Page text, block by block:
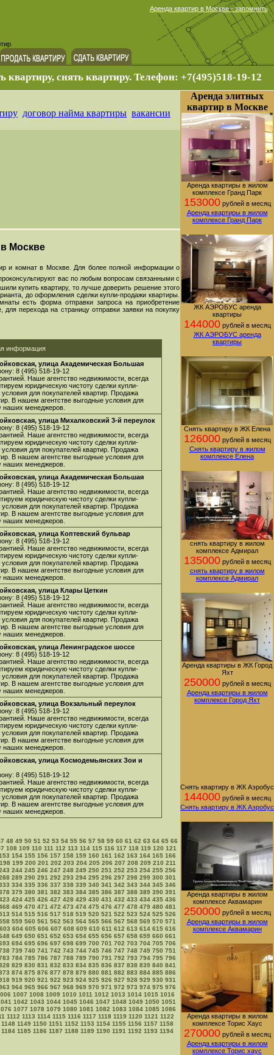
Аренда квартир в Москве - запомнить
квартиру, снять квартиру. Телефон: +7(495)518-19-12
договор найма квартиры вакансии
Москве
и комнат в Москве. Для более полной информации о
вас по любым вопросам связанными с
купить квартиру, то лучше доверить решение этого
до оформления сделки купли-продажи квартиры.
есть форма отправки запроса на приобретение
перехода на страницу отправки заявки на покупку
информация
улица Академическая Большая
8 (495) 518-19-12
Наше агентство недвижимости, всегда
юридическую чистоту сделки купли-
для покупателей квартир. Продажа
В нашем агентстве выгодные условия для
наших менеджеров.
улица Михалковский 3-й переулок
8 (495) 518-19-12
Наше агентство недвижимости, всегда
юридическую чистоту сделки купли-
для покупателей квартир. Продажа
В нашем агентстве выгодные условия для
наших менеджеров.
улица Академическая Большая
8 (495) 518-19-12
Наше агентство недвижимости, всегда
юридическую чистоту сделки купли-
для покупателей квартир. Продажа
В нашем агентстве выгодные условия для
наших менеджеров.
улица Коптевский бульвар
8 (495) 518-19-12
Наше агентство недвижимости, всегда
юридическую чистоту сделки купли-
для покупателей квартир. Продажа
В нашем агентстве выгодные условия для
наших менеджеров.
улица Клары Цеткин
8 (495) 518-19-12
Наше агентство недвижимости, всегда
юридическую чистоту сделки купли-
для покупателей квартир. Продажа
В нашем агентстве выгодные условия для
наших менеджеров.
улица Ленинградское шоссе
8 (495) 518-19-12
Наше агентство недвижимости, всегда
юридическую чистоту сделки купли-
для покупателей квартир. Продажа
В нашем агентстве выгодные условия для
наших менеджеров.
улица Вокзальный переулок
8 (495) 518-19-12
Наше агентство недвижимости, всегда
юридическую чистоту сделки купли-
для покупателей квартир. Продажа
В нашем агентстве выгодные условия для
наших менеджеров.
улица Космодемьянских Зои и
8 (495) 518-19-12
Наше агентство недвижимости, всегда
юридическую чистоту сделки купли-
для покупателей квартир. Продажа
В нашем агентстве выгодные условия для
наших менеджеров.
48 49 50 51 52 53 54 55 56 57 58 59 60 61 62 63 64 65 66
108 109 110 111 112 113 114 115 116 117 118 119 120 121
154 155 156 157 158 159 160 161 162 163 164 165 166
198 199 200 201 202 203 204 205 206 207 208 209 210 211
244 245 246 247 248 249 250 251 252 253 254 255 256
289 290 291 292 293 294 295 296 297 298 299 300 301
334 335 336 337 338 339 340 341 342 343 344 345 346
379 380 381 382 383 384 385 386 387 388 389 390 391
424 425 426 427 428 429 430 431 432 433 434 435 436
469 470 471 472 473 474 475 476 477 478 479 480 481
514 515 516 517 518 519 520 521 522 523 524 525 526
559 560 561 562 563 564 565 566 567 568 569 570 571
603 604 605 606 607 608 609 610 611 612 613 614 615 616
649 650 651 652 653 654 655 656 657 658 659 660 661
694 695 696 697 698 699 700 701 702 703 704 705 706
739 740 741 742 743 744 745 746 747 748 749 750 751
784 785 786 787 788 789 790 791 792 793 794 795 796
829 830 831 832 833 834 835 836 837 838 839 840 841
874 875 876 877 878 879 880 881 882 883 884 885 886
919 920 921 922 923 924 925 926 927 928 929 930 931
964 965 966 967 968 969 970 971 972 973 974 975 976
1007 1008 1009 1010 1011 1012 1013 1014 1015 1016
1042 1043 1044 1045 1046 1047 1048 1049 1050 1051
1077 1078 1079 1080 1081 1082 1083 1084 1085 1086
1112 1113 1114 1115 1116 1117 1118 1119 1120 1121 1122
1148 1149 1150 1151 1152 1153 1154 1155 1156 1157 1158
1184 1185 1186 1187 1188 1189 1190 1191 1192 1193 1194
Аренда элитных
квартир в Москве
Аренда квартиры в жилом
комплексе Гранд Парк
153000рублей в месяц
Аренда квартиры в жилом
комплексе Гранд Парк
ЖК АЭРОБУС аренда
квартиры
144000рублей в месяц
ЖК АЭРОБУС аренда
квартиры
Снять квартиру в ЖК Елена
126000рублей в месяц
Снять квартиру в жилом
комплексе Елена
снять квартиру в жилом
комплексе Адмирал
135000рублей в месяц
снять квартиру в жилом
комплексе Адмирал
Аренда квартиры в ЖК Город
Яхт
250000рублей в месяц
Аренда квартиры в жилом
комплексе Город Яхт
Снять квартиру в ЖК Аэробус
144000рублей в месяц
Снять квартиру в ЖК Аэробус
Аренда квартиры в жилом
комплексе Аквамарин
250000рублей в месяц
Аренда квартиры в жилом
комплексе Аквамарин
Аренда квартиры в жилом
комплексе Торис Хаус
270000рублей в месяц
Аренда квартиры в жилом
комплексе Торис хаус